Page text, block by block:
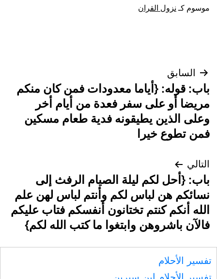
موسوم كـ نزول القران
تصفّح
المقالات
السابق
باب: قوله: {أياما معدودات فمن كان منكم
مريضا أو على سفر فعدة من أيام أخر
وعلى الذين يطيقونه فدية طعام مسكين
فمن تطوع خيرا
التالي
باب: {أحل لكم ليلة الصيام الرفث إلى
نسائكم هن لباس لكم وأنتم لباس لهن علم
الله أنكم كنتم تختانون أنفسكم فتاب عليكم
فالآن باشروهن وابتغوا ما كتب الله لكم}
تفسير الأحلام